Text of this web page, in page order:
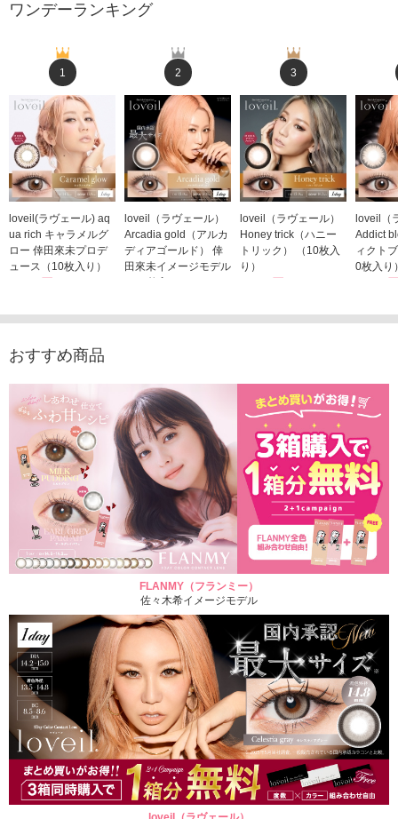
ワンデーランキング
1
loveil(ラヴェール) aq
ua rich キャラメルグ
ロー 倖田來未プロデ
ュース（10枚入り）
2
loveil（ラヴェール）
Arcadia gold（アルカ
ディアゴールド） 倖
田來未イメージモデル
3
loveil（ラヴェール）
Honey trick（ハニー
トリック） （10枚入
り）
loveil（
Addict
ィクト
0枚入り
おすすめ商品
FLANMY（フランミー）
佐々木希イメージモデル